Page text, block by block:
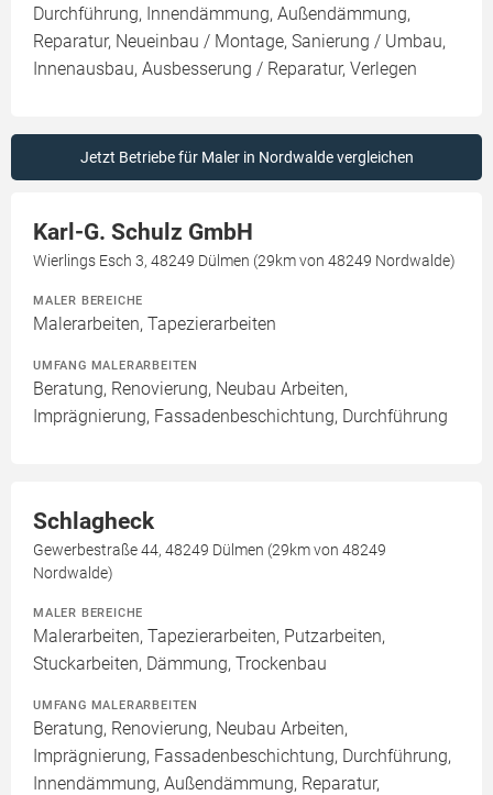
Durchführung, Innendämmung, Außendämmung,
Reparatur, Neueinbau / Montage, Sanierung / Umbau,
Innenausbau, Ausbesserung / Reparatur, Verlegen
Jetzt Betriebe für Maler in Nordwalde vergleichen
Karl-G. Schulz GmbH
Wierlings Esch 3, 48249 Dülmen (29km von 48249 Nordwalde)
MALER BEREICHE
Malerarbeiten, Tapezierarbeiten
UMFANG MALERARBEITEN
Beratung, Renovierung, Neubau Arbeiten,
Imprägnierung, Fassadenbeschichtung, Durchführung
Schlagheck
Gewerbestraße 44, 48249 Dülmen (29km von 48249
Nordwalde)
MALER BEREICHE
Malerarbeiten, Tapezierarbeiten, Putzarbeiten,
Stuckarbeiten, Dämmung, Trockenbau
UMFANG MALERARBEITEN
Beratung, Renovierung, Neubau Arbeiten,
Imprägnierung, Fassadenbeschichtung, Durchführung,
Innendämmung, Außendämmung, Reparatur,